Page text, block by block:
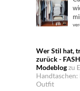
Wer Stil hat,
zurück -
Modeblogzu
Outfit